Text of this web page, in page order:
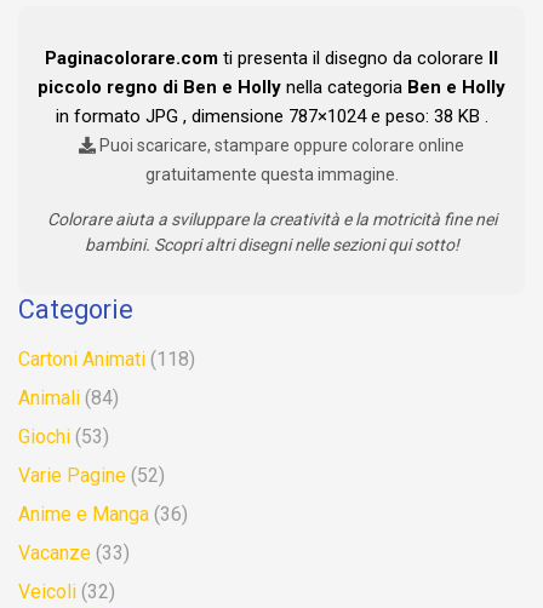
Paginacolorare.com ti presenta il disegno da colorare Il
piccolo regno di Ben e Holly nella categoria Ben e Holly
in formato JPG , dimensione 787×1024 e peso: 38 KB .
Puoi scaricare, stampare oppure colorare online
gratuitamente questa immagine.
Colorare aiuta a sviluppare la creatività e la motricità fine nei
bambini. Scopri altri disegni nelle sezioni qui sotto!
Categorie
Cartoni Animati (118)
Animali (84)
Giochi (53)
Varie Pagine (52)
Anime e Manga (36)
Vacanze (33)
Veicoli (32)